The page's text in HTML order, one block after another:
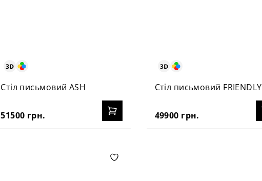
Стіл письмовий ASH
51500 грн.
Стіл письмовий FRIENDLY
49900 грн.